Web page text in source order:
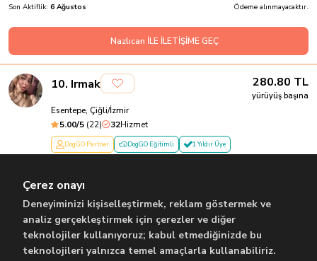
Son Aktiflik: 6 Ağustos Ödeme alınmayacaktır.
Nazlıcan İLE İLETİŞİME GEÇ
10. Irmak 280.80 TL
yürüyüş başına
Esentepe, Çiğli/İzmir
5.00/5 (22) 32Hizmet
DogGO Partner DogGO Eğitimli 1 Yıldır Üye
organizatorlugu yapiyorum gecmiste ces...
Son Aktiflik: Dün Ödeme alınmayacaktır.
Irmak İLE İLETİŞİME GEÇ
Çerez onayı
Deneyiminizi kişiselleştirmek, reklam göstermek ve
analiz gerçekleştirmek için çerezler ve diğer
teknolojiler kullanıyoruz; kabul etmediğinizde bu
teknolojileri yalnızca temel amaçlarla kullanabiliriz.